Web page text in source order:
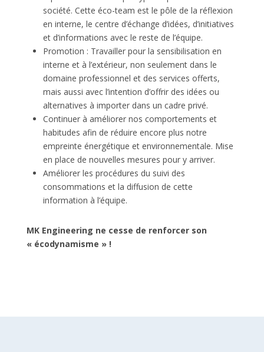
société. Cette éco-team est le pôle de la réflexion
en interne, le centre d’échange d’idées, d’initiatives
et d’informations avec le reste de l’équipe.
Promotion : Travailler pour la sensibilisation en
interne et à l’extérieur, non seulement dans le
domaine professionnel et des services offerts,
mais aussi avec l’intention d’offrir des idées ou
alternatives à importer dans un cadre privé.
Continuer à améliorer nos comportements et
habitudes afin de réduire encore plus notre
empreinte énergétique et environnementale. Mise
en place de nouvelles mesures pour y arriver.
Améliorer les procédures du suivi des
consommations et la diffusion de cette
information à l’équipe.
MK Engineering ne cesse de renforcer son
« écodynamisme » !